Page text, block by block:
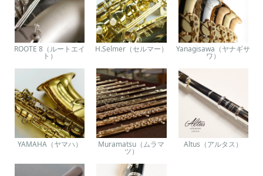
ROOTE 8（ルートエイ
ト）
H.Selmer（セルマー） Yanagisawa（ヤナギサ
ワ）
YAMAHA（ヤマハ） Muramatsu（ムラマ
ツ）
Altus（アルタス）